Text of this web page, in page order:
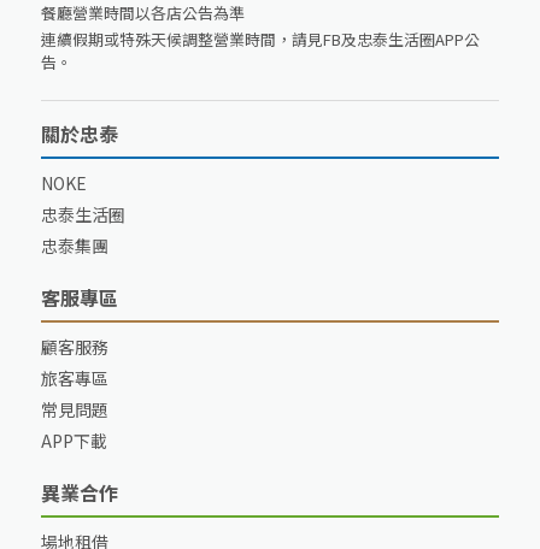
餐廳營業時間以各店公告為準
連續假期或特殊天候調整營業時間，請見FB及忠泰生活圈APP公
告。
關於忠泰
NOKE
忠泰生活圈
忠泰集團
客服專區
顧客服務
旅客專區
常見問題
APP下載
異業合作
場地租借